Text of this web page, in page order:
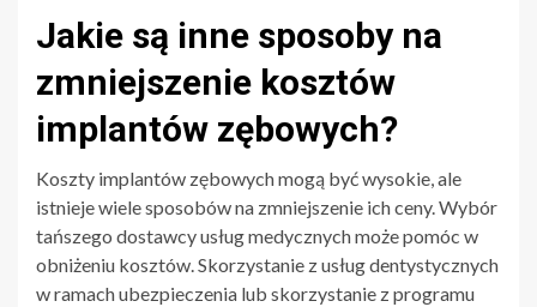
Jakie są inne sposoby na
zmniejszenie kosztów
implantów zębowych?
Koszty implantów zębowych mogą być wysokie, ale
istnieje wiele sposobów na zmniejszenie ich ceny. Wybór
tańszego dostawcy usług medycznych może pomóc w
obniżeniu kosztów. Skorzystanie z usług dentystycznych
w ramach ubezpieczenia lub skorzystanie z programu